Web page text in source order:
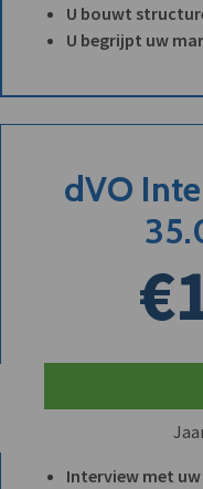
U bouwt
U begrijpt uw
dVO
Interview met